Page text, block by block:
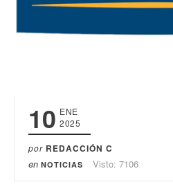
10 ENE
2025
por REDACCIÓN C
en NOTICIAS Visto: 7106